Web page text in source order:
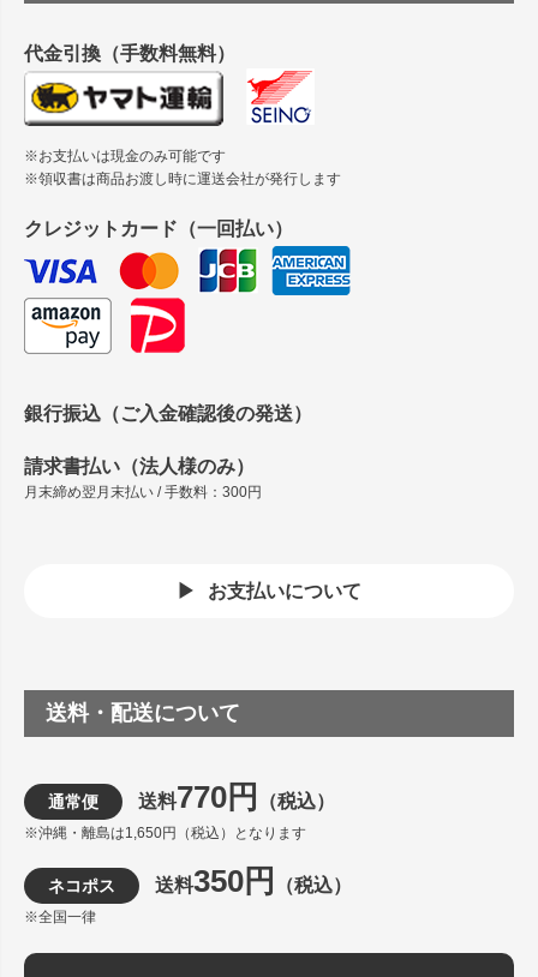
縦420mm×横650mmの包装紙に適した紙はありますか？
代金引換（手数料無料）
※お支払いは現金のみ可能です
※領収書は商品お渡し時に運送会社が発行します
クレジットカード（一回払い）
銀行振込（ご入金確認後の発送）
請求書払い（法人様のみ）
月末締め翌月末払い / 手数料：300円
お支払いについて
送料・配送について
通常便 送料770円 （税込）
※沖縄・離島は1,650円（税込）となります
ネコポス 送料350円 （税込）
※全国一律